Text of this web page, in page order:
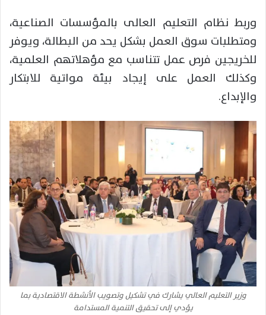
وربط نظام التعليم العالى بالمؤسسات الصناعية،
ومتطلبات سوق العمل بشكل يحد من البطالة، ويوفر
للخريجين فرص عمل تتناسب مع مؤهلاتهم العلمية،
وكذلك العمل على إيجاد بيئة مواتية للابتكار
والإبداع.
وزير التعليم العالي يشارك في تشكيل وتصويب الأنشطة الاقتصادية بما
يؤدي إلى تحقيق التنمية المستدامة